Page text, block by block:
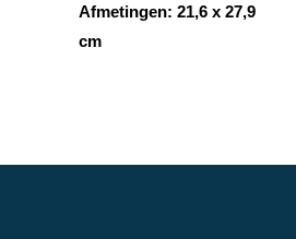
Afmetingen: 21,6 x 27,9
cm